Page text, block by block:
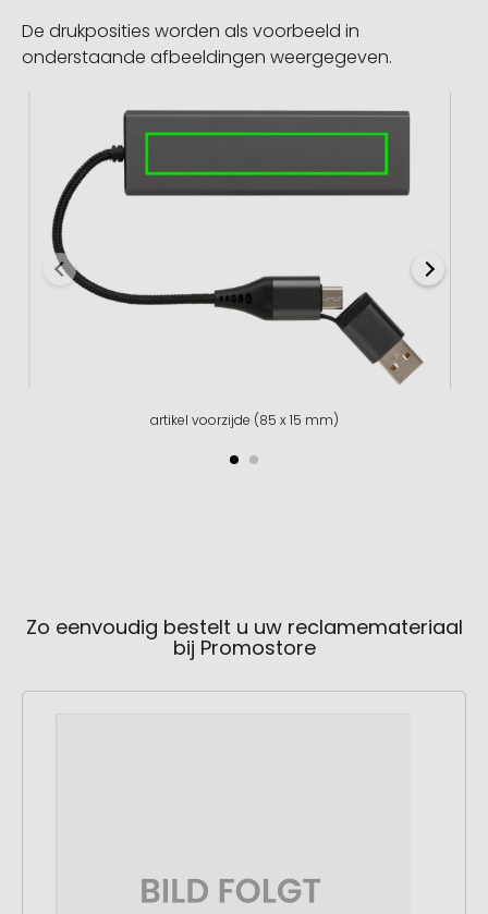
De drukposities worden als voorbeeld in
onderstaande afbeeldingen weergegeven.
artikel voorzijde (85 x 15 mm)
Zo eenvoudig bestelt u uw reclamemateriaal
bij Promostore